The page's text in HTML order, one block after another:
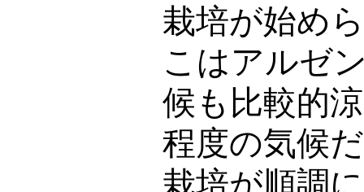
栽培が始め
こはアルゼ
候も比較的
程度の気候
栽培が順調